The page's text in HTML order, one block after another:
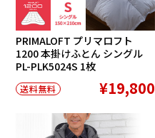
PRIMALOFT プリマロフト
1200 本掛けふとん シングル
PL-PLK5024S 1枚
送料無料 ¥19,800